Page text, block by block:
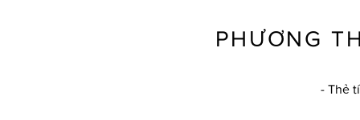
PHƯƠNG
- Thẻ